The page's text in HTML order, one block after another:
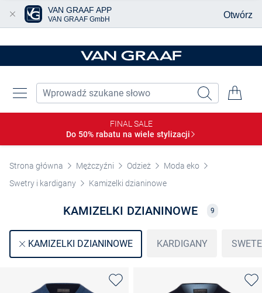
FINAL SALE
Do 50% rabatu na wiele stylizacji
Strona główna Mężczyźni Odzież
Moda eko
Swetry i kardigany
Kamizelki dzianinowe
KAMIZELKI DZIANINOWE 9
KAMIZELKI DZIANINOWE KARDIGANY
VAN GRAAF APP
VAN GRAAF GmbH Otwórz